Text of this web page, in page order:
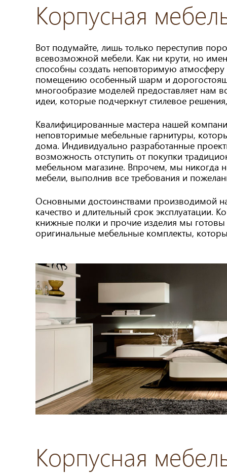
Корпусная
Вот подумайте, лишь только переступив
всевозможной мебели. Как ни крути, но
способны создать неповторимую
помещению особенный шарм и
многообразие моделей предоставляет нам
идеи, которые подчеркнут стилевое
Квалифицированные мастера нашей
неповторимые мебельные гарнитуры,
дома. Индивидуально разработанные
возможность отступить от покупки
мебельном магазине. Впрочем, мы никогда
мебели, выполнив все требования и
Основными достоинствами производимой
качество и длительный срок эксплуатации.
книжные полки и прочие изделия мы
оригинальные мебельные комплекты,
Корпусная